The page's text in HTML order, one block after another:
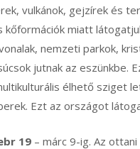
vulkánok, gejzírek és
miatt
nemzeti parkok,
jutnak az eszünkbe.
élhető sziget
Ezt az országot
19 – márc 9-ig. Az